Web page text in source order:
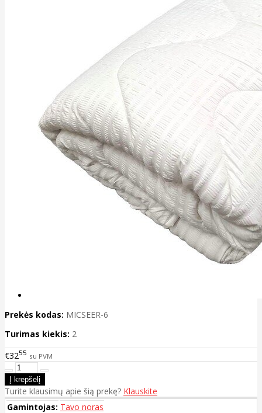
Prekės kodas: MICSEER-6
Turimas kiekis: 2
€3255 su PVM
Turite klausimų apie šią prekę? Klauskite
Gamintojas: Tavo noras